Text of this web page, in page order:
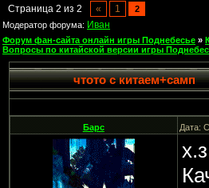
Страница 2 из 2 « 1
2
Модератор форума: Иван
Форум фан-сайта онлайн игры Поднебесье »
Вопросы по китайской версии игры
чтото с китаем+самп
Барс Дата: